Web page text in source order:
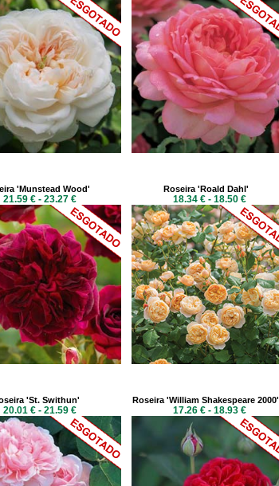
'Munstead Wood'
21.59 € - 23.27 €
Roseira 'Roald Dahl'
18.34 € - 18.50 €
'St. Swithun'
20.01 € - 21.59 €
Roseira 'William Shakespeare 2000'
17.26 € - 18.93 €